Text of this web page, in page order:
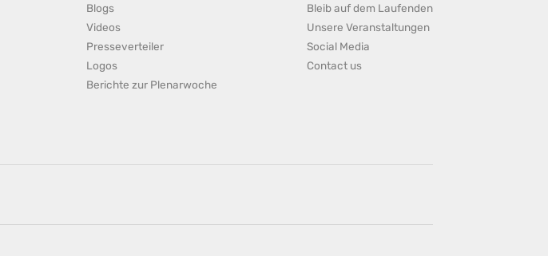
Blogs
Videos
Presseverteiler
Logos
Berichte zur Plenarwoche
Bleib auf dem Laufenden
Unsere Veranstaltungen
Social Media
Contact us